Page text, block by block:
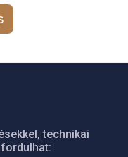
technikai